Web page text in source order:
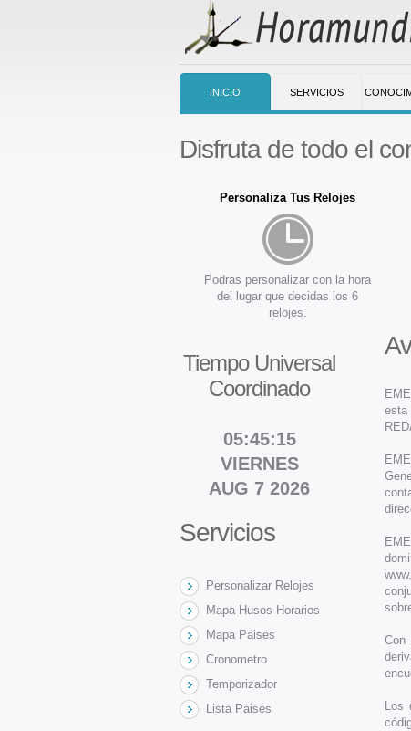
INICIO SERVICIOS
Disfruta de todo el
Personaliza Tus Relojes
Podras personalizar con la hora
del lugar que decidas los 6
relojes.
Tiempo Universal
Coordinado
05:45:16
VIERNES
AUG 7 2026
Servicios
Personalizar Relojes
Mapa Husos Horarios
Mapa Paises
Cronometro
Temporizador
Lista Paises
Con
Los